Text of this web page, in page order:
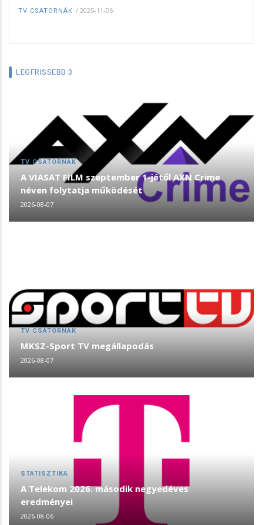
TV CSATORNÁK / 2025-11-06
LEGFRISSEBB 3
TV CSATORNÁK
A VIASAT FILM szeptember 1-jétől AXN Crime
néven folytatja működését
2026-08-07
TV CSATORNÁK
MKSZ-Sport TV megállapodás
2026-08-07
STATISZTIKA
A Telekom 2026. második negyedéves
eredményei
2026-08-06